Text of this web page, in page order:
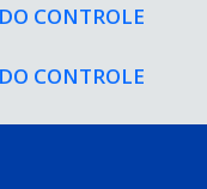
CONTROLE
CONTROLE